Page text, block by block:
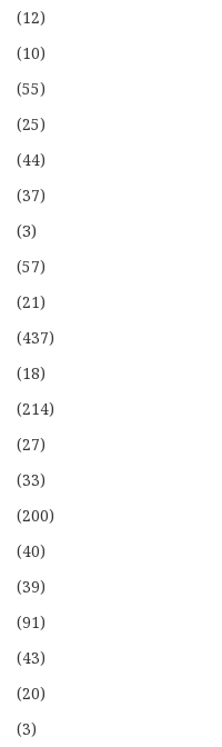
(12)
(10)
(55)
(25)
(44)
(37)
(3)
(57)
(21)
(437)
(18)
(214)
(27)
(33)
(200)
(40)
(39)
(91)
(43)
(20)
(3)